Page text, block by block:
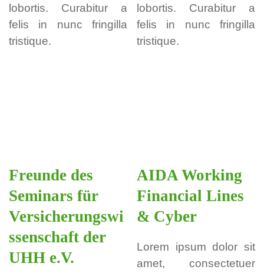
lobortis. Curabitur a
felis in nunc fringilla
tristique.
lobortis. Curabitur a
felis in nunc fringilla
tristique.
Freunde des
Seminars für
Versicherungswi
ssenschaft der
UHH e.V.
AIDA Working
Financial Lines
& Cyber
Lorem ipsum dolor sit
amet, consectetuer